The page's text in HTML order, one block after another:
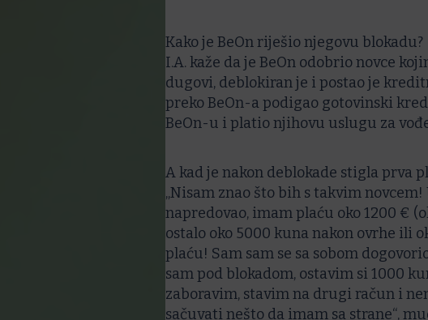
Kako je BeOn riješio njegovu blokadu?
I.A. kaže da je BeOn odobrio novce
dugovi, deblokiran je i postao je
preko BeOn-a podigao gotovinski
BeOn-u i platio njihovu uslugu za
A kad je nakon deblokade stigla prva
„Nisam znao što bih s takvim
napredovao, imam plaću oko 1200 €
ostalo oko 5000 kuna nakon ovrhe ili
plaću! Sam sam se sa sobom
sam pod blokadom, ostavim si 1000
zaboravim, stavim na drugi račun i
sačuvati nešto da imam sa strane“,